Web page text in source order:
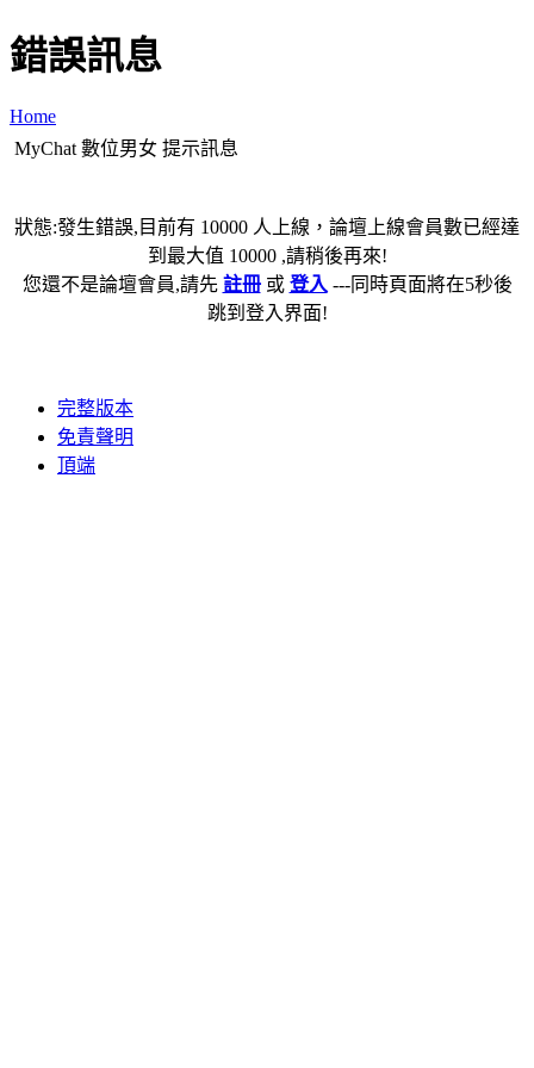
錯誤訊息
Home
MyChat 數位男女 提示訊息
狀態:發生錯誤,目前有 10000 人上線，論壇上線會員數已經達
到最大值 10000 ,請稍後再來!
您還不是論壇會員,請先 註冊或 登入 ---同時頁面將在5秒後
跳到登入界面!
完整版本
免責聲明
頂端